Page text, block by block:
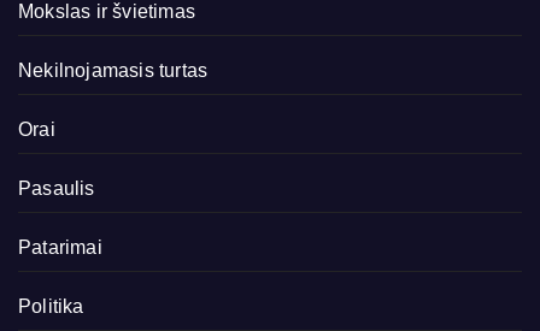
Mokslas ir švietimas
Nekilnojamasis turtas
Orai
Pasaulis
Patarimai
Politika